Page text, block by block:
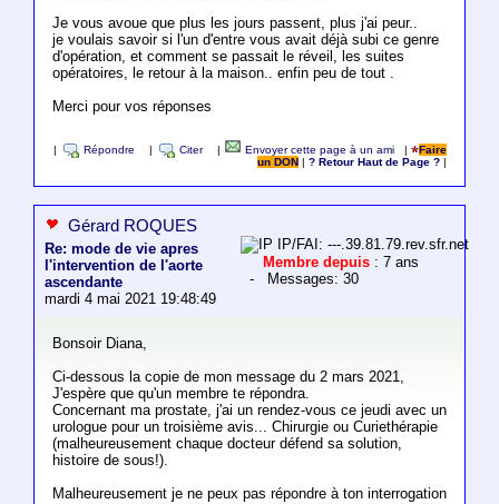
Je vous avoue que plus les jours passent, plus j'ai peur..
je voulais savoir si l'un d'entre vous avait déjà subi ce genre
d'opération, et comment se passait le réveil, les suites
opératoires, le retour à la maison.. enfin peu de tout .
Merci pour vos réponses
Répondre Citer Envoyer cette page à un ami |
Faire
un DON
|? Retour Haut de Page ?
Gérard ROQUES
Re: mode de vie apres
l'intervention de l'aorte
ascendante
mardi 4 mai 2021 19:48:49
IP/FAI: ---.39.81.79.rev.sfr.net
Membre depuis : 7 ans
- Messages: 30
Bonsoir Diana,
Ci-dessous la copie de mon message du 2 mars 2021,
J'espère que qu'un membre te répondra.
Concernant ma prostate, j'ai un rendez-vous ce jeudi avec un
urologue pour un troisième avis... Chirurgie ou Curiethérapie
(malheureusement chaque docteur défend sa solution,
histoire de sous!).
Malheureusement je ne peux pas répondre à ton interrogation